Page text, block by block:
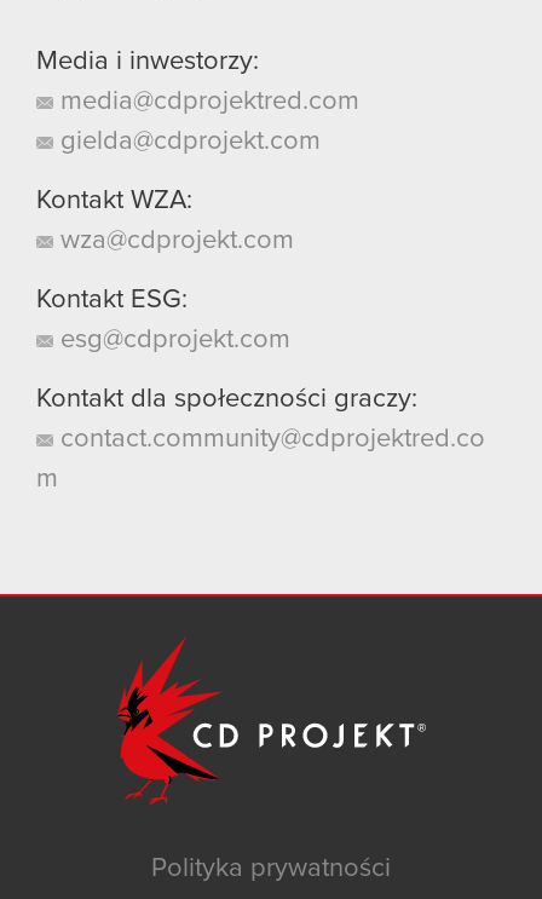
Media i inwestorzy:
media@cdprojektred.com
gielda@cdprojekt.com
Kontakt WZA:
wza@cdprojekt.com
Kontakt ESG:
esg@cdprojekt.com
Kontakt dla społeczności graczy:
contact.community@cdprojektred.co
m
Polityka prywatności